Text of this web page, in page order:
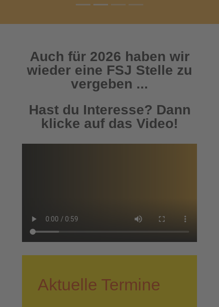
Auch für 2026 haben wir
wieder eine FSJ Stelle zu
vergeben ...
Hast du Interesse? Dann
klicke auf das Video!
Aktuelle Termine